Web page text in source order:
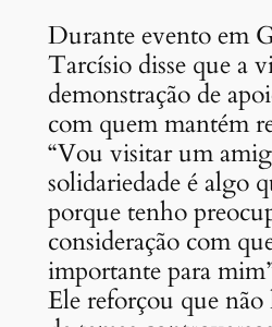
Durante evento em
Tarcísio disse que a
demonstração de
com quem mantém
“Vou visitar um
solidariedade é algo
porque tenho
consideração com
importante para
Ele reforçou que não